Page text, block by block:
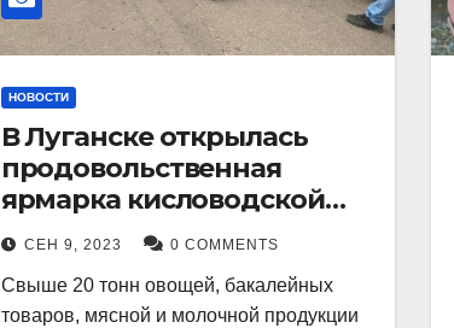
НОВОСТИ
В Луганске открылась
продовольственная
ярмарка кисловодской
продукции.
СЕН 9, 2023 0 COMMENTS
Свыше 20 тонн овощей, бакалейных
товаров, мясной и молочной продукции